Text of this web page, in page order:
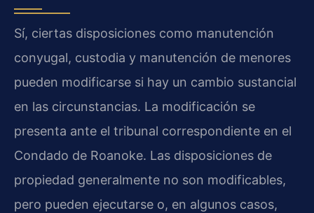
Sí, ciertas disposiciones como manutención
conyugal, custodia y manutención de menores
pueden modificarse si hay un cambio sustancial
en las circunstancias. La modificación se
presenta ante el tribunal correspondiente en el
Condado de Roanoke. Las disposiciones de
propiedad generalmente no son modificables,
pero pueden ejecutarse o, en algunos casos,